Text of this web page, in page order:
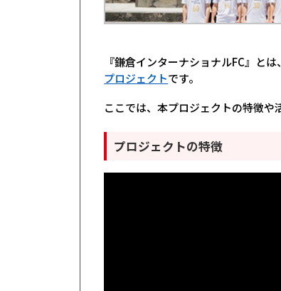
『鎌倉インターナショナルFC』とは
プロジェクトです。
ここでは、本プロジェクトの特徴や
プロジェクトの特徴